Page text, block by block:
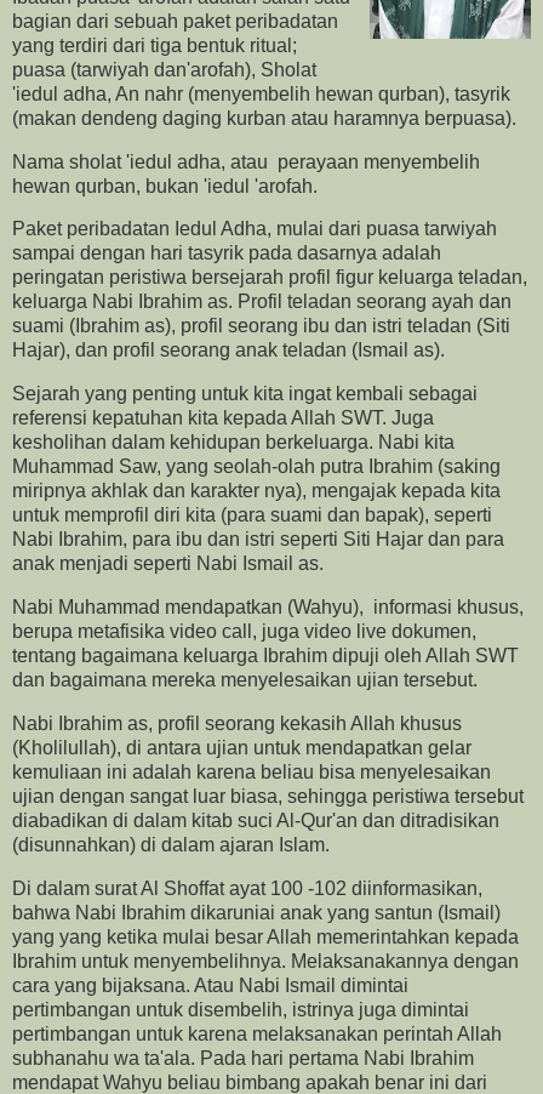
bagian dari sebuah paket peribadatan
yang terdiri dari tiga bentuk ritual;
puasa (tarwiyah dan'arofah), Sholat
'iedul adha, An nahr (menyembelih hewan qurban), tasyrik
(makan dendeng daging kurban atau haramnya berpuasa).
Nama sholat 'iedul adha, atau perayaan menyembelih
hewan qurban, bukan 'iedul 'arofah.
Paket peribadatan Iedul Adha, mulai dari puasa tarwiyah
sampai dengan hari tasyrik pada dasarnya adalah
peringatan peristiwa bersejarah profil figur keluarga teladan,
keluarga Nabi Ibrahim as. Profil teladan seorang ayah dan
suami (Ibrahim as), profil seorang ibu dan istri teladan (Siti
Hajar), dan profil seorang anak teladan (Ismail as).
Sejarah yang penting untuk kita ingat kembali sebagai
referensi kepatuhan kita kepada Allah SWT. Juga
kesholihan dalam kehidupan berkeluarga. Nabi kita
Muhammad Saw, yang seolah-olah putra Ibrahim (saking
miripnya akhlak dan karakter nya), mengajak kepada kita
untuk memprofil diri kita (para suami dan bapak), seperti
Nabi Ibrahim, para ibu dan istri seperti Siti Hajar dan para
anak menjadi seperti Nabi Ismail as.
Nabi Muhammad mendapatkan (Wahyu), informasi khusus,
berupa metafisika video call, juga video live dokumen,
tentang bagaimana keluarga Ibrahim dipuji oleh Allah SWT
dan bagaimana mereka menyelesaikan ujian tersebut.
Nabi Ibrahim as, profil seorang kekasih Allah khusus
(Kholilullah), di antara ujian untuk mendapatkan gelar
kemuliaan ini adalah karena beliau bisa menyelesaikan
ujian dengan sangat luar biasa, sehingga peristiwa tersebut
diabadikan di dalam kitab suci Al-Qur'an dan ditradisikan
(disunnahkan) di dalam ajaran Islam.
Di dalam surat Al Shoffat ayat 100 -102 diinformasikan,
bahwa Nabi Ibrahim dikaruniai anak yang santun (Ismail)
yang yang ketika mulai besar Allah memerintahkan kepada
Ibrahim untuk menyembelihnya. Melaksanakannya dengan
cara yang bijaksana. Atau Nabi Ismail dimintai
pertimbangan untuk disembelih, istrinya juga dimintai
pertimbangan untuk karena melaksanakan perintah Allah
subhanahu wa ta'ala. Pada hari pertama Nabi Ibrahim
mendapat Wahyu beliau bimbang apakah benar ini dari